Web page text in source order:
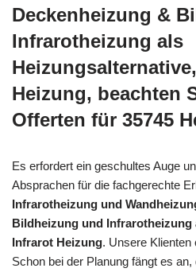
Deckenheizung &
Infrarotheizung als
Heizung, beachten
Offerten für 35745
Es erfordert ein geschultes Auge
Absprachen für die fachgerechte
Infrarotheizung und
Bildheizung und Infrarotheizung
Infrarot Heizung. Unsere Klienten
Schon bei der Planung fängt es